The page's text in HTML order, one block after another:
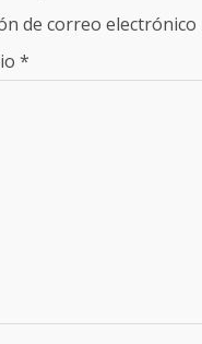
de correo electrónico
*